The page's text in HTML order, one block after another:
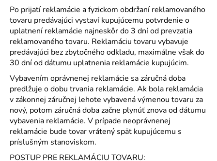
Po prijatí reklamácie a fyzickom obdržaní reklamovaného
tovaru predávajúci vystaví kupujúcemu potvrdenie o
uplatnení reklamácie najneskôr do 3 dní od prevzatia
reklamovaného tovaru. Reklamáciu tovaru vybavuje
predávajúci bez zbytočného odkladu, maximálne však do
30 dní od dátumu uplatnenia reklamácie kupujúcim.
Vybavením oprávnenej reklamácie sa záručná doba
predlžuje o dobu trvania reklamácie. Ak bola reklamácia
v zákonnej záručnej lehote vybavená výmenou tovaru za
nový, potom záručná doba začne plynúť znova od dátumu
vybavenia reklamácie. V prípade neoprávnenej
reklamácie bude tovar vrátený späť kupujúcemu s
príslušným stanoviskom.
POSTUP PRE REKLAMÁCIU TOVARU: